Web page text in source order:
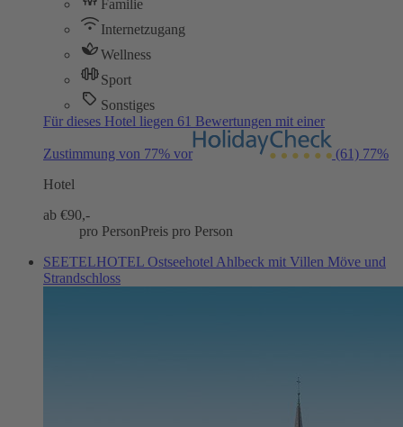
Familie
Internetzugang
Wellness
Sport
Sonstiges
Für dieses Hotel liegen 61 Bewertungen mit einer
Zustimmung von 77% vor (61) 77%
Hotel
ab €90,-
pro PersonPreis pro Person
SEETELHOTEL Ostseehotel Ahlbeck mit Villen Möve und
Strandschloss